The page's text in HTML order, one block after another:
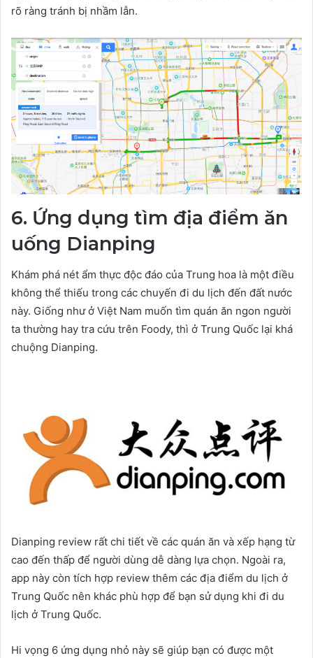
rõ ràng tránh bị nhầm lẫn.
6. Ứng dụng tìm địa điểm ăn
uống Dianping
Khám phá nét ẩm thực độc đáo của Trung hoa là một điều
không thể thiếu trong các chuyến đi du lịch đến đất nước
này. Giống như ở Việt Nam muốn tìm quán ăn ngon người
ta thường hay tra cứu trên Foody, thì ở Trung Quốc lại khá
chuộng Dianping.
Dianping review rất chi tiết về các quán ăn và xếp hạng từ
cao đến thấp để người dùng dễ dàng lựa chọn. Ngoài ra,
app này còn tích hợp review thêm các địa điểm du lịch ở
Trung Quốc nên khác phù hợp để bạn sử dụng khi đi du
lịch ở Trung Quốc.
Hi vọng 6 ứng dụng nhỏ này sẽ giúp bạn có được một